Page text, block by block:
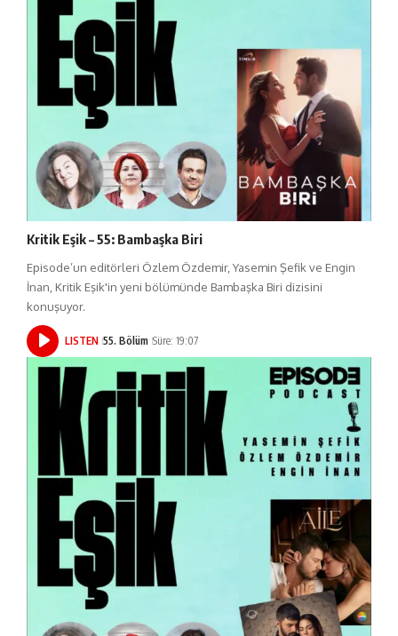
Kritik Eşik – 55: Bambaşka Biri
Episode’un editörleri Özlem Özdemir, Yasemin Şefik ve Engin
İnan, Kritik Eşik'in yeni bölümünde Bambaşka Biri dizisini
konuşuyor.
LISTEN 55. Bölüm Süre: 19:07